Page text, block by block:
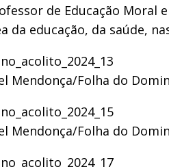
de Educação Moral
da educação, da saúde,
Mendonça/Folha do
Mendonça/Folha do